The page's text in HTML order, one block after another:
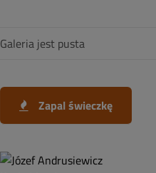
Galeria jest pusta
Zapal świeczkę